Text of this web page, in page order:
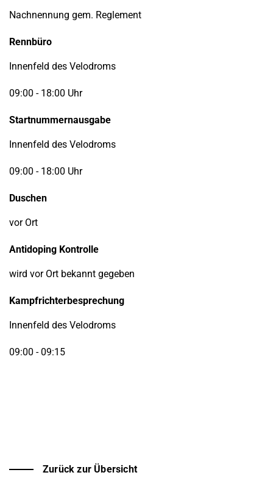
Nachnennung gem. Reglement
Rennbüro
Innenfeld des Velodroms
09:00 - 18:00 Uhr
Startnummernausgabe
Innenfeld des Velodroms
09:00 - 18:00 Uhr
Duschen
vor Ort
Antidoping Kontrolle
wird vor Ort bekannt gegeben
Kampfrichterbesprechung
Innenfeld des Velodroms
09:00 - 09:15
Zurück zur Übersicht